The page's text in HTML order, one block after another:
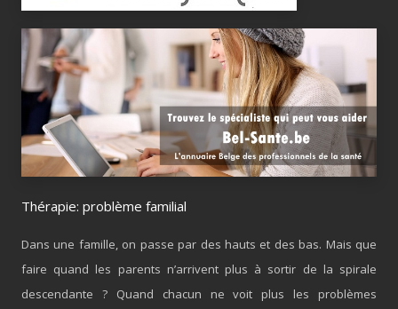
Thérapie: problème familial
Dans une famille, on passe par des hauts et des bas. Mais que
faire quand les parents n’arrivent plus à sortir de la spirale
descendante ? Quand chacun ne voit plus les problèmes